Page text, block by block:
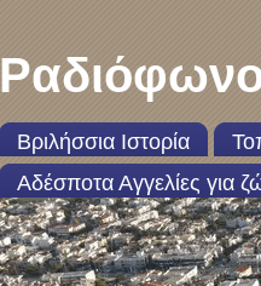
Βριλήσσια Ιστορία
Αδέσποτα Αγγελίες για